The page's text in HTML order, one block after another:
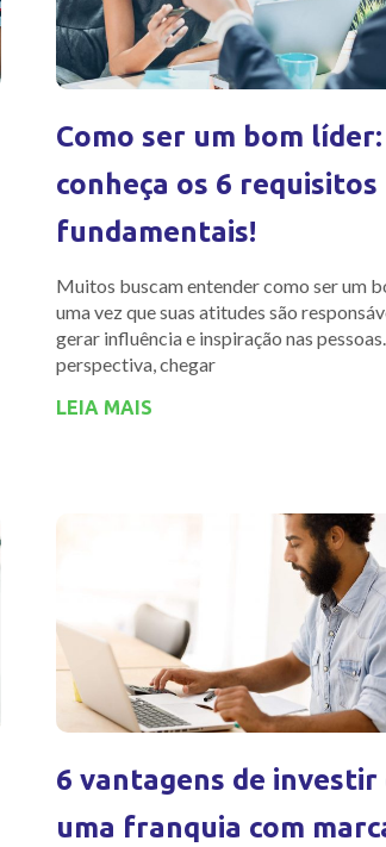
Como ser um bom líder:
conheça os 6 requisitos
fundamentais!
Muitos buscam entender como ser um
uma vez que suas atitudes são
gerar influência e inspiração nas
perspectiva, chegar
LEIA MAIS
6 vantagens de investir
uma franquia com